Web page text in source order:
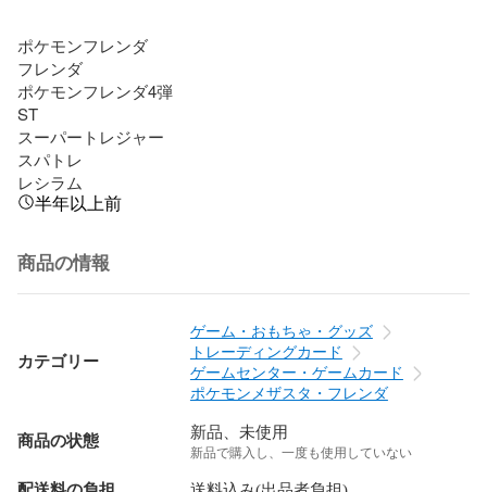
ポケモンフレンダ
フレンダ
ポケモンフレンダ4弾
ST
スーパートレジャー
スパトレ
レシラム
半年以上前
商品の情報
カテゴリー
ゲーム・おもちゃ・グッズ
トレーディングカード
ゲームセンター・ゲームカード
ポケモンメザスタ・フレンダ
商品の状態 新品、未使用
新品で購入し、一度も使用していない